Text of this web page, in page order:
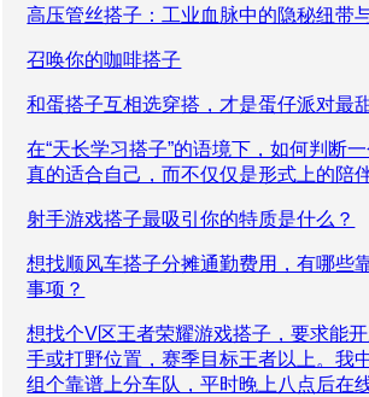
高压管丝搭子：工业血脉中的隐秘纽带
召唤你的咖啡搭子
和蛋搭子互相选穿搭，才是蛋仔派对最
在“天长学习搭子”的语境下，如何判断
真的适合自己，而不仅仅是形式上的陪
射手游戏搭子最吸引你的特质是什么？
想找顺风车搭子分摊通勤费用，有哪些
事项？
想找个V区王者荣耀游戏搭子，要求能
手或打野位置，赛季目标王者以上。我
组个靠谱上分车队，平时晚上八点后在